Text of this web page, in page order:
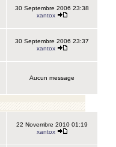
30 Septembre 2006 23:38
xantox
30 Septembre 2006 23:37
xantox
Aucun message
22 Novembre 2010 01:19
xantox